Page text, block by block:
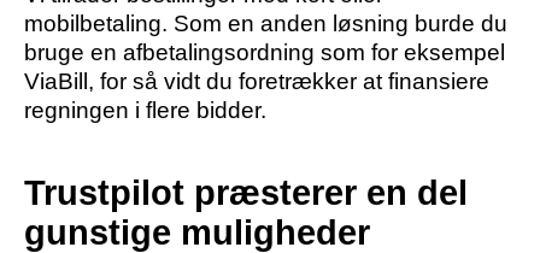
mobilbetaling. Som en anden løsning burde du
bruge en afbetalingsordning som for eksempel
ViaBill, for så vidt du foretrækker at finansiere
regningen i flere bidder.
Trustpilot præsterer en del
gunstige muligheder